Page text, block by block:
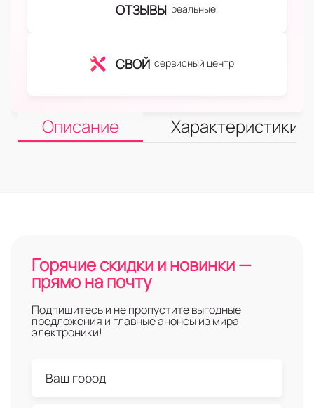
ОТЗЫВЫ реальные
СВОЙ сервисный центр
Описание Характеристики
Горячие скидки и новинки —
прямо на почту
Подпишитесь и не пропустите выгодные
предложения и главные анонсы из мира
электроники!